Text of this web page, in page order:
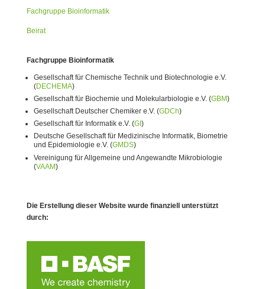
Fachgruppe Bioinformatik
Beirat
Fachgruppe Bioinformatik
Gesellschaft für Chemische Technik und Biotechnologie e.V.
(DECHEMA)
Gesellschaft für Biochemie und Molekularbiologie e.V. (GBM)
Gesellschaft Deutscher Chemiker e.V. (GDCh)
Gesellschaft für Informatik e.V. (GI)
Deutsche Gesellschaft für Medizinische Informatik, Biometrie
und Epidemiologie e.V. (GMDS)
Vereinigung für Allgemeine und Angewandte Mikrobiologie
(VAAM)
Die Erstellung dieser Website wurde finanziell unterstützt
durch: